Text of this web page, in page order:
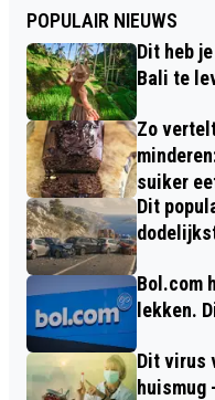
POPULAIR NIEUWS
Dit heb
Bali te
Zo
suiker
Dit
Bol.com
lekken.
Dit virus
huismug